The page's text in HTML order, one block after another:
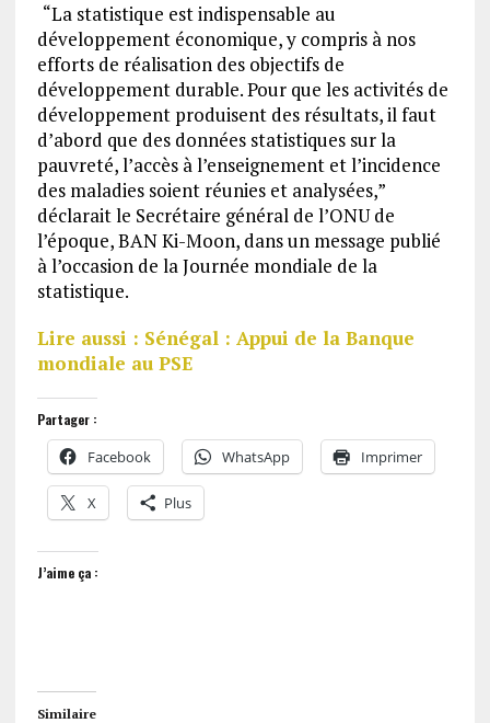
“La statistique est indispensable au
développement économique, y compris à nos
efforts de réalisation des objectifs de
développement durable. Pour que les activités de
développement produisent des résultats, il faut
d’abord que des données statistiques sur la
pauvreté, l’accès à l’enseignement et l’incidence
des maladies soient réunies et analysées,”
déclarait le Secrétaire général de l’ONU de
l’époque, BAN Ki-Moon, dans un message publié
à l’occasion de la Journée mondiale de la
statistique.
Lire aussi : Sénégal : Appui de la Banque
mondiale au PSE
Partager :
Facebook WhatsApp Imprimer
X Plus
J’aime ça :
Similaire